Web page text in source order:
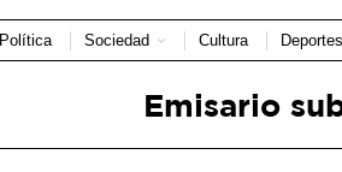
Política Sociedad Cultura Deportes
Emisario